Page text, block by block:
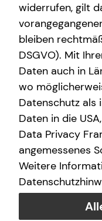
Dienstag
Freitag
Samstag
dieser
widerrufen, gilt
bleiben
DSGVO). Mit
Daten auch in
wo
Datenschutz als
Daten in die
Data Privacy
angemessenes
Weitere